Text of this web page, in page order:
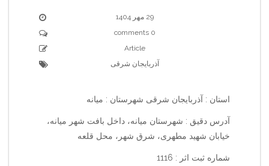
29 مهر 1404
0 comments
Article
آذربایجان شرقی
استان : آذربایجان شرقی شهرستان : میانه
آدرس دقیق : شهرستان میانه، داخل بافت شهر میانه،
خیابان شهید مطهری، شرق شهر، محل قلعه
شماره ثبت اثر : 1116